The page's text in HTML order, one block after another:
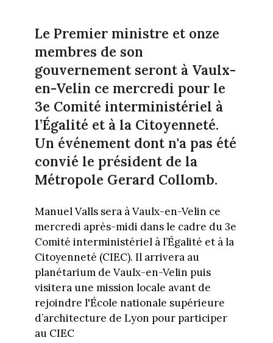
Le Premier ministre et onze
membres de son
gouvernement seront à Vaulx-
en-Velin ce mercredi pour le
3e Comité interministériel à
l’Égalité et à la Citoyenneté.
Un événement dont n'a pas été
convié le président de la
Métropole Gerard Collomb.
Manuel Valls sera à Vaulx-en-Velin ce
mercredi après-midi dans le cadre du 3e
Comité interministériel à l’Égalité et à la
Citoyenneté (CIEC). Il arrivera au
planétarium de Vaulx-en-Velin puis
visitera une mission locale avant de
rejoindre l'École nationale supérieure
d’architecture de Lyon pour participer
au CIEC